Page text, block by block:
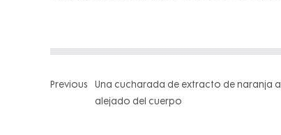
Previous
Una cucharada de extracto de naranja
alejado del cuerpo